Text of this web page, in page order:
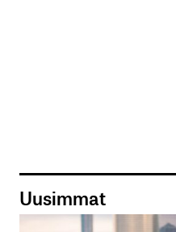
Uusimmat